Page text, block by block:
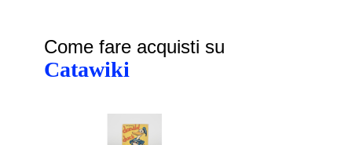
Come fare acquisti su
Catawiki